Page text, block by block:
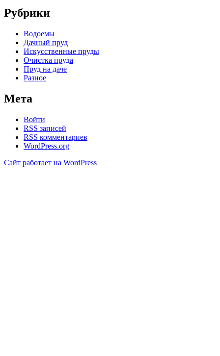
Рубрики
Водоемы
Дачный пруд
Искусственные пруды
Очистка пруда
Пруд на даче
Разное
Мета
Войти
RSS записей
RSS комментариев
WordPress.org
Сайт работает на WordPress